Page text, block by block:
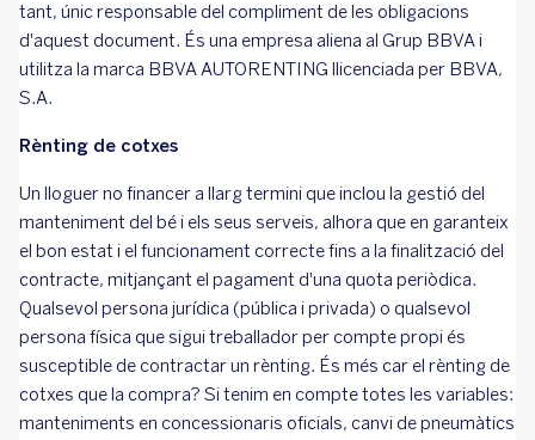
tant, únic responsable del compliment de les obligacions
d'aquest document. És una empresa aliena al Grup BBVA i
utilitza la marca BBVA AUTORENTING llicenciada per BBVA,
S.A.
Rènting de cotxes
Un lloguer no financer a llarg termini que inclou la gestió del
manteniment del bé i els seus serveis, alhora que en garanteix
el bon estat i el funcionament correcte fins a la finalització del
contracte, mitjançant el pagament d'una quota periòdica.
Qualsevol persona jurídica (pública i privada) o qualsevol
persona física que sigui treballador per compte propi és
susceptible de contractar un rènting. És més car el rènting de
cotxes que la compra? Si tenim en compte totes les variables:
manteniments en concessionaris oficials, canvi de pneumàtics